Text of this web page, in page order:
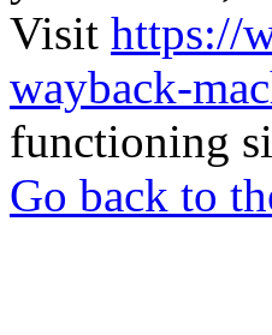
Visit https://
wayback-
functioning
Go back to